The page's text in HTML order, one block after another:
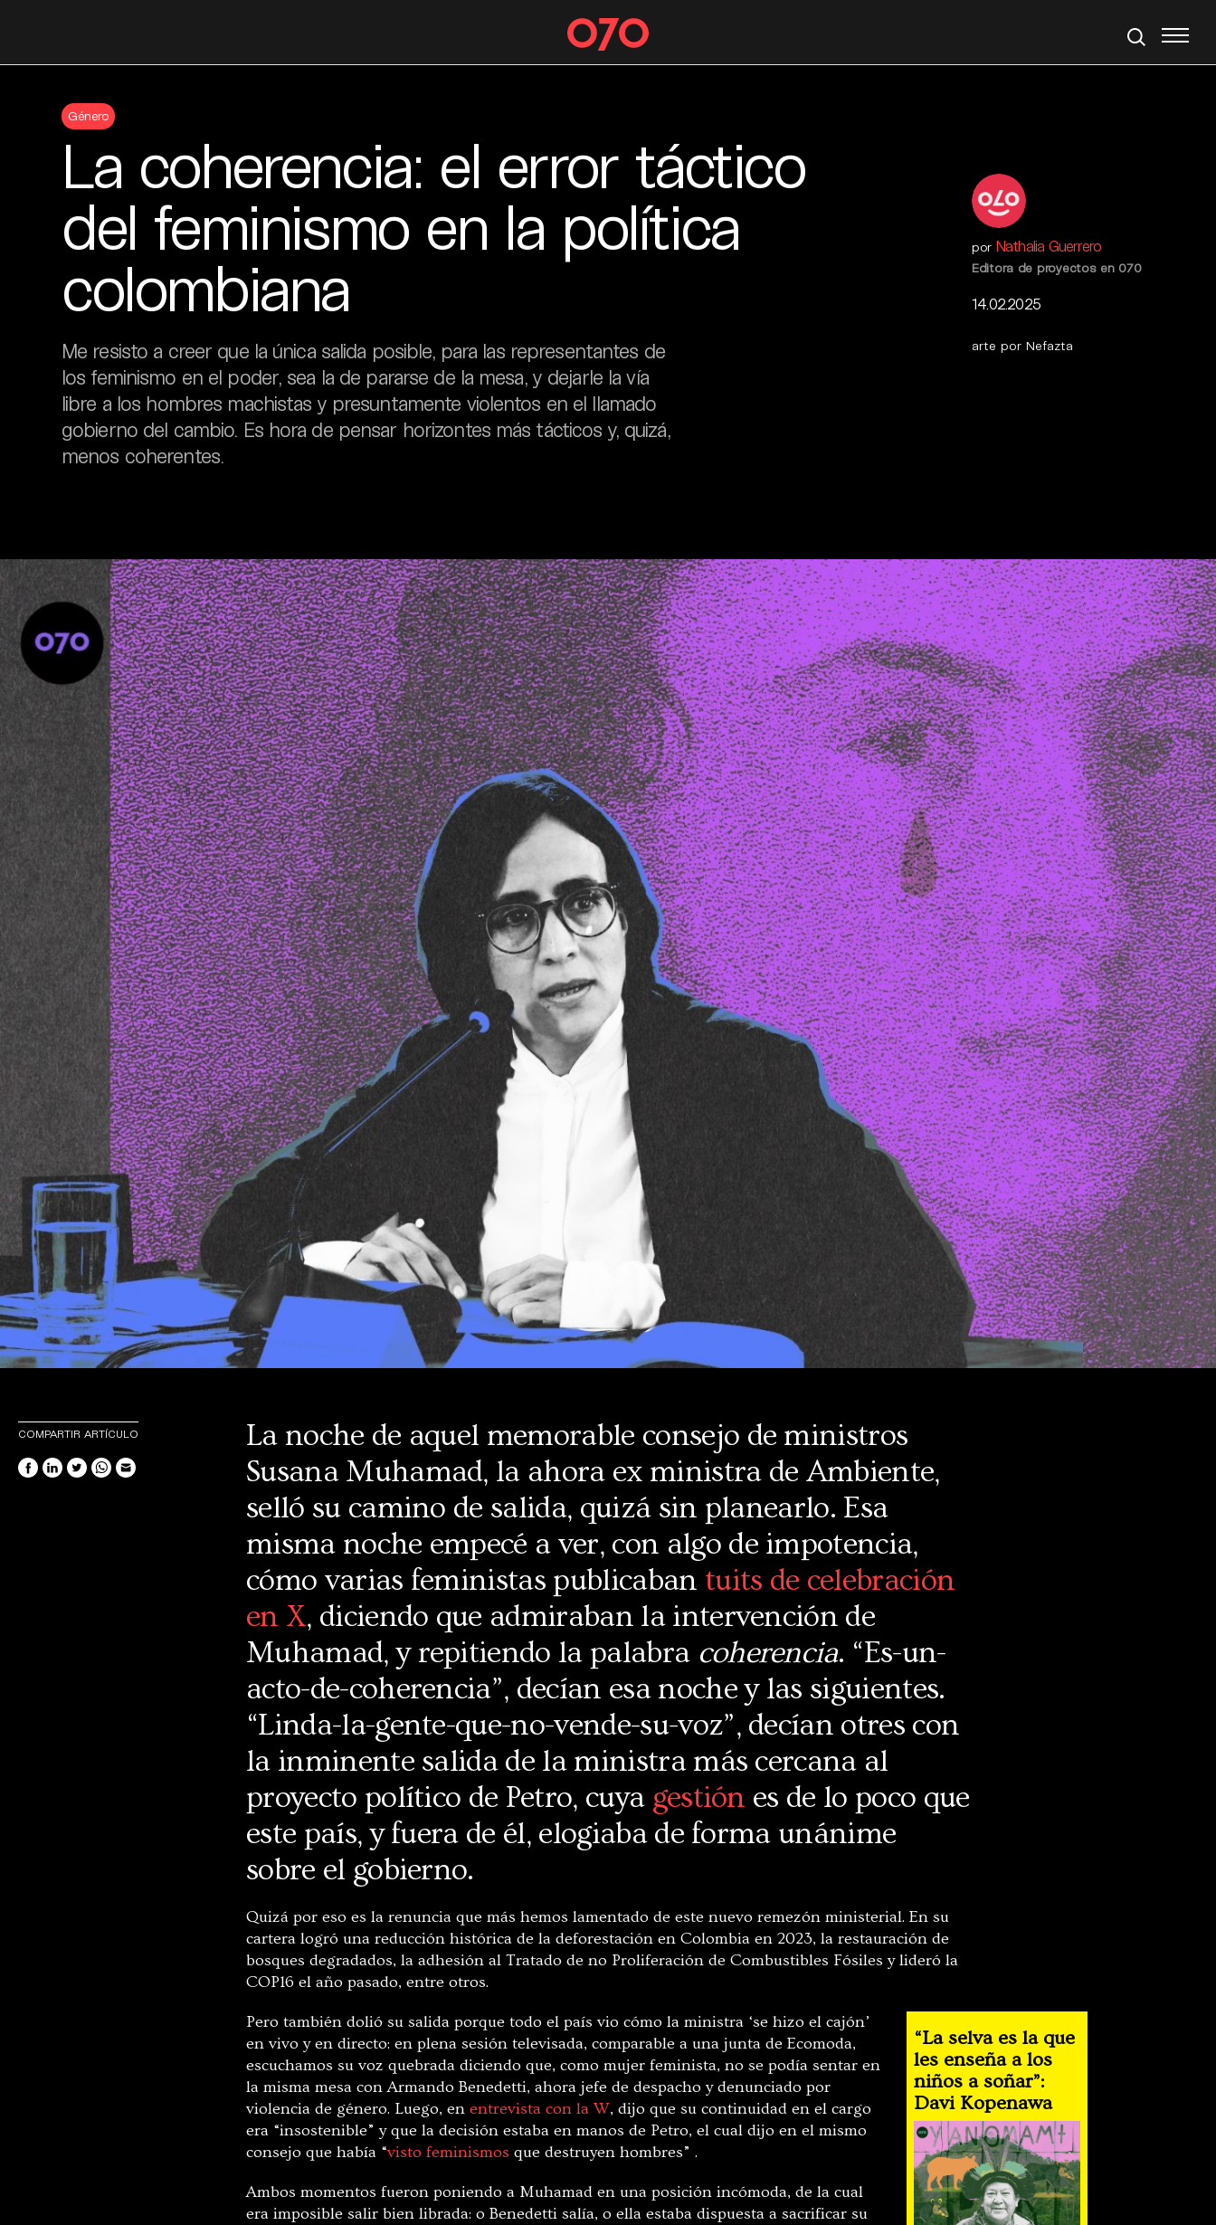
Género
La coherencia: el error táctico
del feminismo en la política
colombiana
Me resisto a creer que la única salida posible, para las representantes de
los feminismo en el poder, sea la de pararse de la mesa, y dejarle la vía
libre a los hombres machistas y presuntamente violentos en el llamado
gobierno del cambio. Es hora de pensar horizontes más tácticos y, quizá,
menos coherentes.
por Nathalia Guerrero
Editora de proyectos en 070
14.02.2025
arte por Nefazta
La noche de aquel memorable consejo de ministros
Susana Muhamad, la ahora ex ministra de Ambiente,
selló su camino de salida, quizá sin planearlo. Esa
misma noche empecé a ver, con algo de impotencia,
cómo varias feministas publicaban tuits de celebración
en X, diciendo que admiraban la intervención de
Muhamad, y repitiendo la palabra coherencia. “Es-un-
acto-de-coherencia”, decían esa noche y las siguientes.
“Linda-la-gente-que-no-vende-su-voz”, decían otres con
la inminente salida de la ministra más cercana al
proyecto político de Petro, cuya gestión es de lo poco que
este país, y fuera de él, elogiaba de forma unánime
sobre el gobierno.
Quizá por eso es la renuncia que más hemos lamentado de este nuevo remezón ministerial. En su
cartera logró una reducción histórica de la deforestación en Colombia en 2023, la restauración de
bosques degradados, la adhesión al Tratado de no Proliferación de Combustibles Fósiles y lideró la
COP16 el año pasado, entre otros.
“La selva es la que
les enseña a los
niños a soñar”:
Davi Kopenawa
Pero también dolió su salida porque todo el país vio cómo la ministra ‘se hizo el cajón’
en vivo y en directo: en plena sesión televisada, comparable a una junta de Ecomoda,
escuchamos su voz quebrada diciendo que, como mujer feminista, no se podía sentar en
la misma mesa con Armando Benedetti, ahora jefe de despacho y denunciado por
violencia de género. Luego, en entrevista con la W, dijo que su continuidad en el cargo
era “insostenible” y que la decisión estaba en manos de Petro, el cual dijo en el mismo
consejo que había “visto feminismos que destruyen hombres” .
Ambos momentos fueron poniendo a Muhamad en una posición incómoda, de la cual
era imposible salir bien librada: o Benedetti salía, o ella estaba dispuesta a sacrificar su
COMPARTIR ARTÍCULO